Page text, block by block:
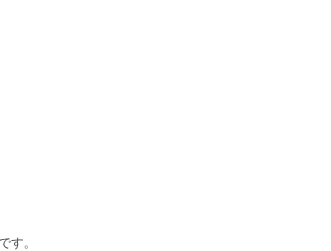
す。